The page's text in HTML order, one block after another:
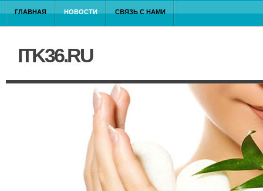
ГЛАВНАЯ НОВОСТИ СВЯЗЬ С НАМИ
ITK36.RU